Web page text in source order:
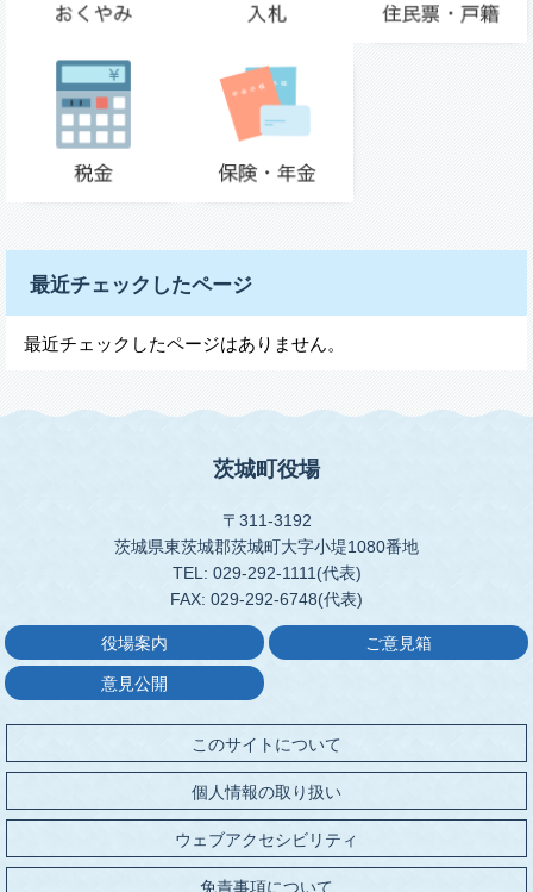
最近チェックしたページ
最近チェックしたページはありません。
茨城町役場
〒311-3192
茨城県東茨城郡茨城町大字小堤1080番地
TEL: 029-292-1111(代表)
FAX: 029-292-6748(代表)
役場案内 ご意見箱
意見公開
このサイトについて
個人情報の取り扱い
ウェブアクセシビリティ
免責事項について